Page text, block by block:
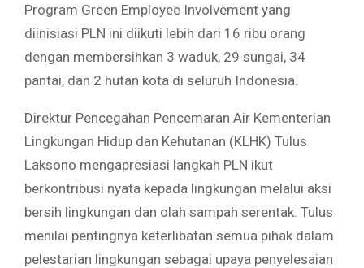
Program Green Employee Involvement yang
diinisiasi PLN ini diikuti lebih dari 16 ribu orang
dengan membersihkan 3 waduk, 29 sungai, 34
pantai, dan 2 hutan kota di seluruh Indonesia.
Direktur Pencegahan Pencemaran Air Kementerian
Lingkungan Hidup dan Kehutanan (KLHK) Tulus
Laksono mengapresiasi langkah PLN ikut
berkontribusi nyata kepada lingkungan melalui aksi
bersih lingkungan dan olah sampah serentak. Tulus
menilai pentingnya keterlibatan semua pihak dalam
pelestarian lingkungan sebagai upaya penyelesaian